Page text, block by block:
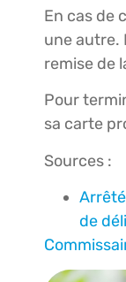
En cas de
une autre.
remise de
Pour
sa carte
Sources :
de